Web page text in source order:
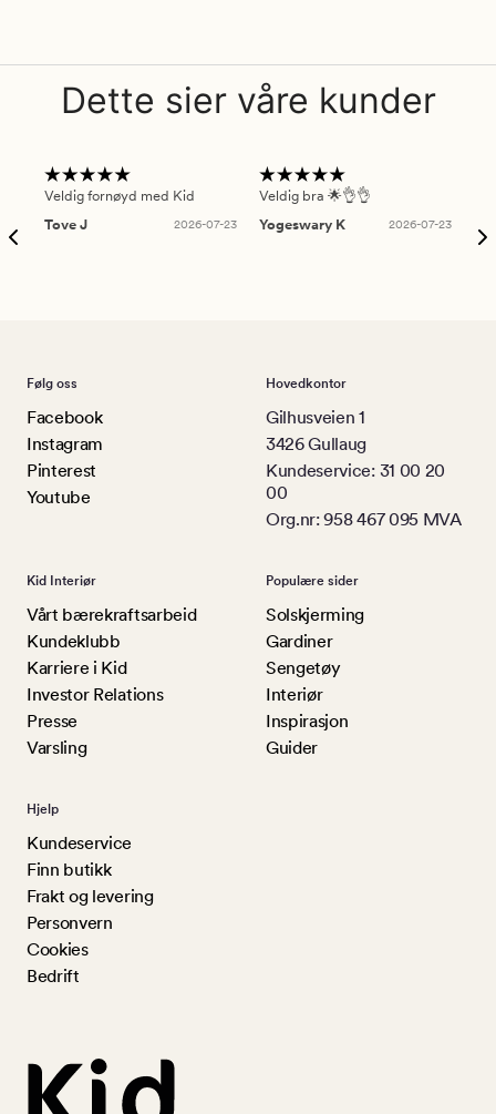
Dette sier våre kunder
Veldig fornøyd med Kid
Tove J
2026-07-23
Veldig bra 🌟👌👌
Yogeswary K
2026-07-23
Følg oss
Facebook
Instagram
Pinterest
Youtube
Hovedkontor
Gilhusveien 1
3426 Gullaug
Kundeservice: 31 00 20
00
Org.nr: 958 467 095 MVA
Kid Interiør
Vårt bærekraftsarbeid
Kundeklubb
Karriere i Kid
Investor Relations
Presse
Varsling
Populære sider
Solskjerming
Gardiner
Sengetøy
Interiør
Inspirasjon
Guider
Hjelp
Kundeservice
Finn butikk
Frakt og levering
Personvern
Cookies
Bedrift